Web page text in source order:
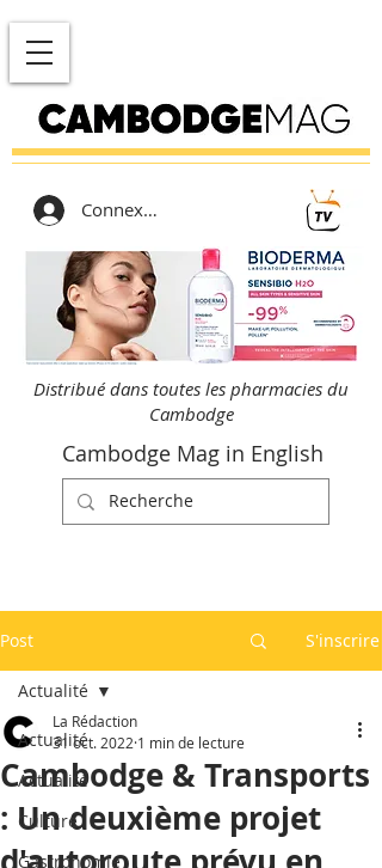
Connexion
Distribué dans toutes les pharmacies du
Cambodge
Cambodge Mag in English
Post S'inscrire
Actualité
Actualité
Culture
Gastronomie
Actualité
Cambodge & Transports
: Un deuxième projet
La Rédaction
31 oct. 2022 1 min de lecture